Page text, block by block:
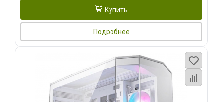
Купить
Подробнее